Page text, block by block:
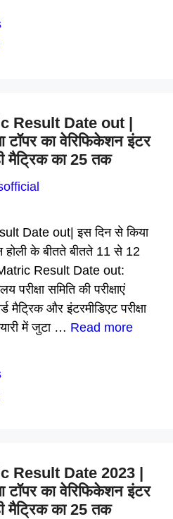
Result Date out |
टॉपर का वेरिफिकेशन इंटर
मैट्रिक का 25 तक
Date out| इस दिन से किया
होली के बीतते बीतते 11 से 12
Result Date out:
परीक्षा समिति की परीक्षाएं
मैट्रिक और इंटरमीडिएट परीक्षा
में जुटा … Read more
Result Date 2023 |
टॉपर का वेरिफिकेशन इंटर
मैट्रिक का 25 तक